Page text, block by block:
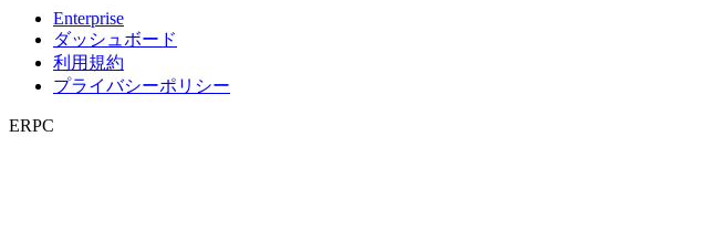
Enterprise
ダッシュボード
利用規約
プライバシーポリシー
ERPC